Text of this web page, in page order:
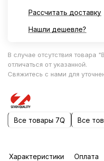
Рассчитать доставку
Нашли дешевле?
В случае отсутствия товара
отличаться от указанной.
Свяжитесь с нами для
Все товары 7Q Все
Характеристики Оплата